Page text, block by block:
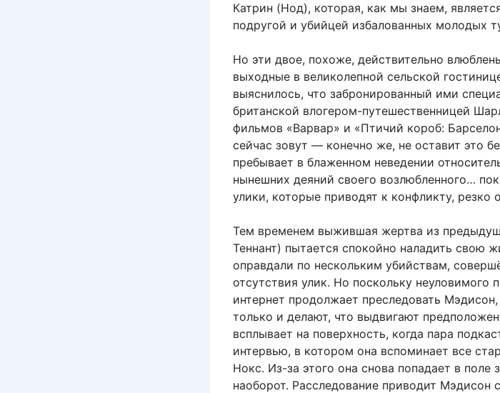
Катрин (Нод), которая, как мы знаем,
подругой и убийцей избалованных молодых
Но эти двое, похоже, действительно
выходные в великолепной сельской
выяснилось, что забронированный ими
британской влогером-путешественницей
фильмов «Варвар» и «Птичий короб:
сейчас зовут — конечно же, не оставит это
пребывает в блаженном неведении
нынешних деяний своего возлюбленного…
улики, которые приводят к конфликту,
Тем временем выжившая жертва из
Теннант) пытается спокойно наладить свою
оправдали по нескольким убийствам,
отсутствия улик. Но поскольку неуловимого
интернет продолжает преследовать
только и делают, что выдвигают
всплывает на поверхность, когда пара
интервью, в котором она вспоминает все
Нокс. Из-за этого она снова попадает в поле
наоборот. Расследование приводит Мэдисон